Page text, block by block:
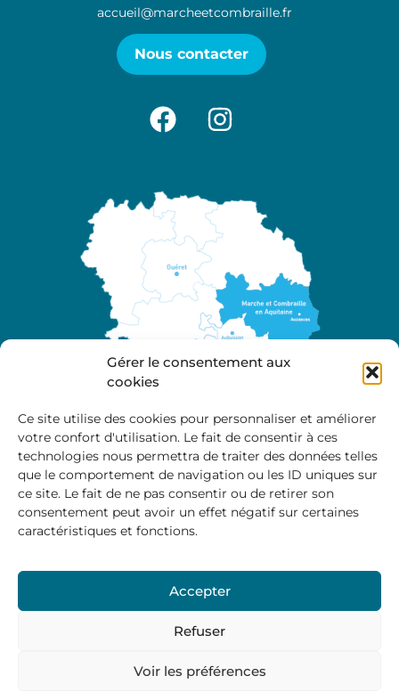
Gérer le consentement aux
cookies
Ce site utilise des cookies pour personnaliser et améliorer
votre confort d'utilisation. Le fait de consentir à ces
technologies nous permettra de traiter des données telles
que le comportement de navigation ou les ID uniques sur
ce site. Le fait de ne pas consentir ou de retirer son
consentement peut avoir un effet négatif sur certaines
caractéristiques et fonctions.
Accepter
Refuser
Voir les préférences
accueil@marcheetcombraille.fr
Nous contacter
A propos
Site officiel de la Communauté de Communes
Marche et Combraille en Aquitaine
Horaires d’ouverture :
9:00 – 12:00 / 14:00 – 17:00
Vendredi: 9:00 – 12:00
Mentions Légales–Politique des cookies